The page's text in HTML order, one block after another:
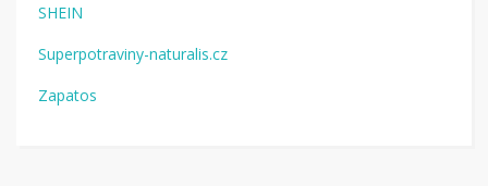
SHEIN
Superpotraviny-naturalis.cz
Zapatos